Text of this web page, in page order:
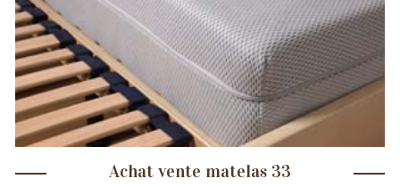
Achat vente matelas 33